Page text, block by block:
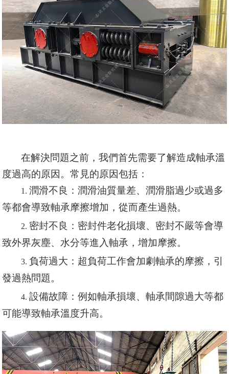
在解決問題之前，我們首先需要了解造成軸承溫
度過高的原因。常見的原因包括：
1. 潤滑不良：潤滑油質量差、潤滑脂過少或過多
等都會導致軸承摩擦增加，從而產生過熱。
2. 密封不良：密封件老化損壞、密封不嚴等會導
致外界灰塵、水分等進入軸承，增加摩擦。
3. 負荷過大：超負荷工作會加劇軸承的摩擦，引
發過熱問題。
4. 設備故障：例如軸承損壞、軸承間隙過大等都
可能導致軸承溫度升高。